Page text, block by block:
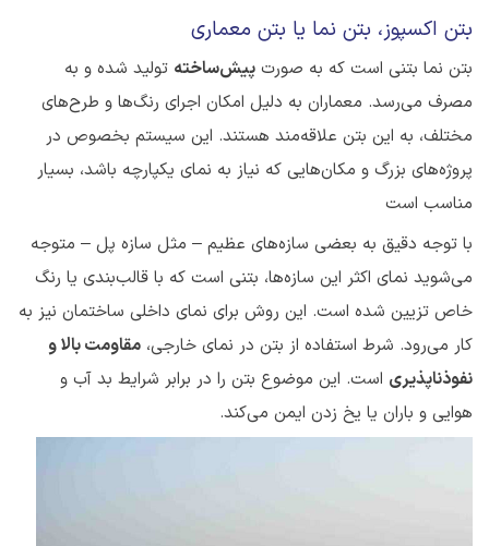
بتن اکسپوز، بتن نما یا بتن معماری
بتن نما بتنی است که به صورت پیش‌ساخته تولید شده و به
مصرف می‌رسد. معماران به دلیل امکان اجرای رنگ‌ها و طرح‌های
مختلف، به این بتن علاقه‌مند هستند. این سیستم بخصوص در
پروژه‌های بزرگ و مکان‌هایی که نیاز به نمای یکپارچه باشد، بسیار
مناسب است
با توجه دقیق به بعضی سازه‌های عظیم – مثل سازه پل – متوجه
می‌شوید نمای اکثر این سازه‌ها، بتنی است که با قالب‌بندی یا رنگ
خاص تزیین شده‌ است. این روش برای نمای داخلی ساختمان نیز به
کار می‌رود. شرط استفاده از بتن در نمای خارجی، مقاومت بالا و
نفوذناپذیری است. این موضوع بتن را در برابر شرایط بد آب و
هوایی و باران یا یخ زدن ایمن می‌کند.